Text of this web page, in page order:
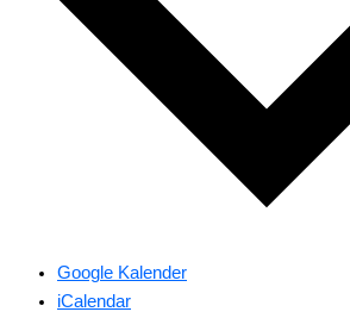
Google Kalender
iCalendar